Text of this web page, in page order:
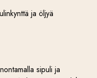
ja öljyä
sipuli ja